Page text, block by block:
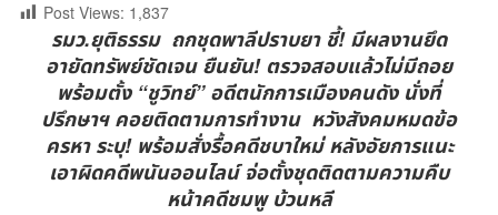
Post Views: 1,837
รมว.ยุติธรรม ถกชุดพาลีปราบยา ชี้! มีผลงานยึด
อายัดทรัพย์ชัดเจน ยืนยัน! ตรวจสอบแล้วไม่มีถอย
พร้อมตั้ง “ชูวิทย์” อดีตนักการเมืองคนดัง นั่งที่
ปรึกษาฯ คอยติดตามการทำงาน หวังสังคมหมดข้อ
ครหา ระบุ! พร้อมสั่งรื้อคดีชบาใหม่ หลังอัยการแนะ
เอาผิดคดีพนันออนไลน์ จ่อตั้งชุดติดตามความคืบ
หน้าคดีชมพู บ้วนหลี